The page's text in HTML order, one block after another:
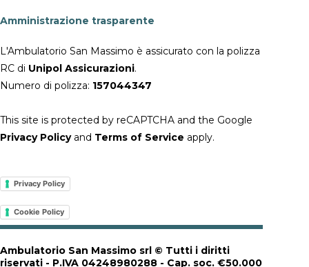
Amministrazione trasparente
L'Ambulatorio San Massimo è assicurato con la polizza
RC di Unipol Assicurazioni.
Numero di polizza: 157044347
This site is protected by reCAPTCHA and the Google
Privacy Policyand Terms of Service apply.
Privacy Policy
Cookie Policy
Ambulatorio San Massimo srl © Tutti i diritti
riservati - P.IVA 04248980288 - Cap. soc. €50.000